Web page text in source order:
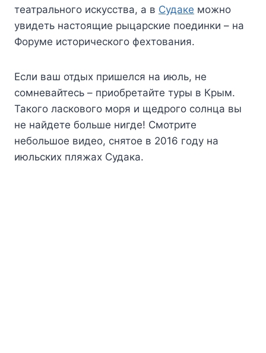
театрального искусства, а в Судаке можно
увидеть настоящие рыцарские поединки – на
Форуме исторического фехтования.
Если ваш отдых пришелся на июль, не
сомневайтесь – приобретайте туры в Крым.
Такого ласкового моря и щедрого солнца вы
не найдете больше нигде! Смотрите
небольшое видео, снятое в 2016 году на
июльских пляжах Судака.